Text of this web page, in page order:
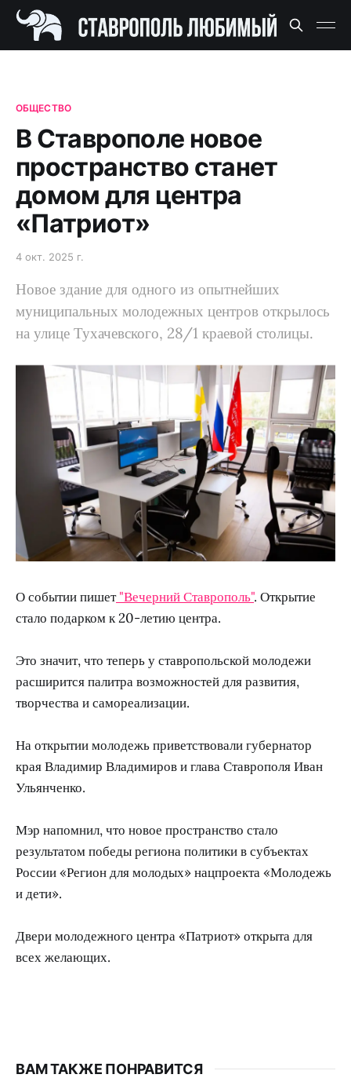
ОБЩЕСТВО
В Ставрополе новое
пространство станет
домом для центра
«Патриот»
4 окт. 2025 г.
Новое здание для одного из опытнейших
муниципальных молодежных центров открылось
на улице Тухачевского, 28/1 краевой столицы.
О событии пишет"Вечерний Ставрополь". Открытие
стало подарком к 20-летию центра.
Это значит, что теперь у ставропольской молодежи
расширится палитра возможностей для развития,
творчества и самореализации.
На открытии молодежь приветствовали губернатор
края Владимир Владимиров и глава Ставрополя Иван
Ульянченко.
Мэр напомнил, что новое пространство стало
результатом победы региона политики в субъектах
России «Регион для молодых» нацпроекта «Молодежь
и дети».
Двери молодежного центра «Патриот» открыта для
всех желающих.
ВАМ ТАКЖЕ ПОНРАВИТСЯ